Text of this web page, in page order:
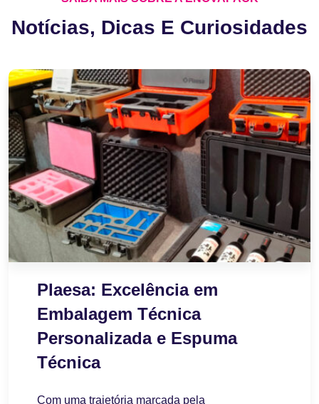
Notícias, Dicas E Curiosidades
Plaesa: Excelência em
Embalagem Técnica
Personalizada e Espuma
Técnica
Com uma trajetória marcada pela